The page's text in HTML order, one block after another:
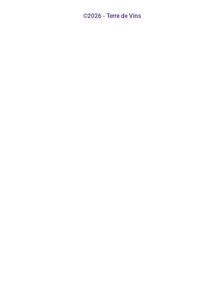
©2026 - Terre de Vins